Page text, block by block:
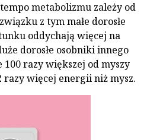
metabolizmu zależy od
z tym małe dorosłe
oddychają więcej na
dorosłe osobniki innego
100 razy większej od myszy
razy więcej energii niż mysz.